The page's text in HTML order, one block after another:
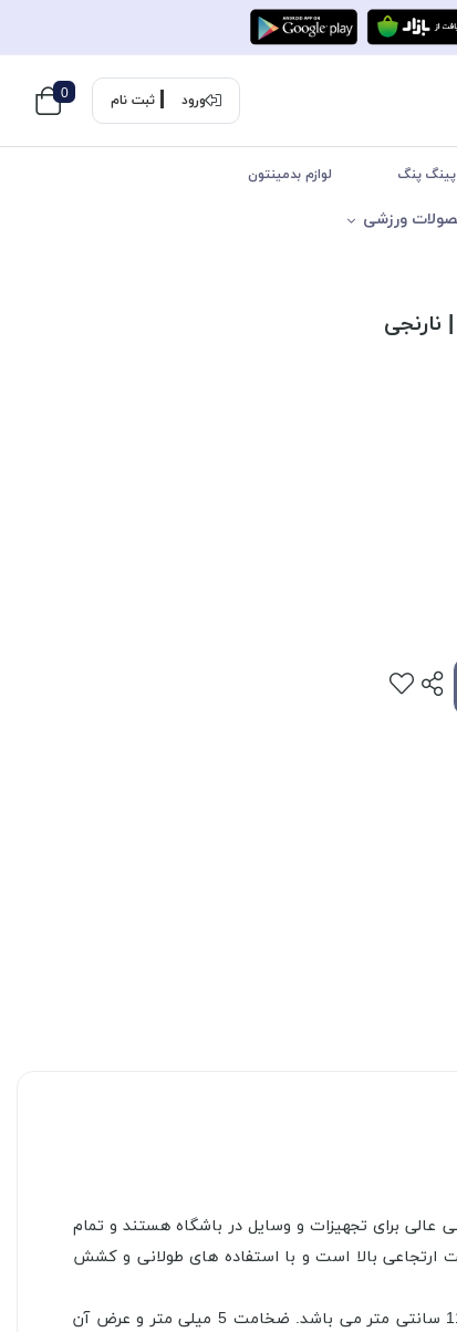
ورود ثبت نام 0
پینگ پنگ لوازم بدمینتون
ورزشی
عالی برای تجهیزات و وسایل در باشگاه هستند و تمام
ارتجاعی بالا است و با استفاده های طولانی و کشش
این کش که به رنگ نارنجی است، طبق دسته بندی پاوربندهای ترابند دارای مقاومت متوسط medium می باشد. طول کش در حالت دوبل 110 سانتی متر می باشد. ضخامت 5 میلی متر و عرض آن